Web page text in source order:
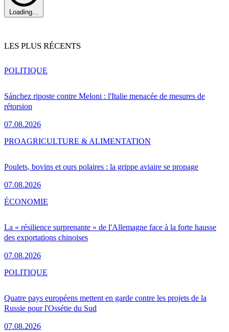
Loading...
LES PLUS RÉCENTS
Sánchez riposte contre Meloni : l'Italie menacée de mesures de
rétorsion
07.08.2026
POLITIQUE
Poulets, bovins et ours polaires : la grippe aviaire se propage
07.08.2026
PROAGRICULTURE & ALIMENTATION
La « résilience surprenante » de l'Allemagne face à la forte hausse
des exportations chinoises
07.08.2026
ÉCONOMIE
Quatre pays européens mettent en garde contre les projets de la
Russie pour l'Ossétie du Sud
07.08.2026
POLITIQUE